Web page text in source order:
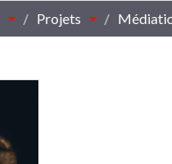
Projets